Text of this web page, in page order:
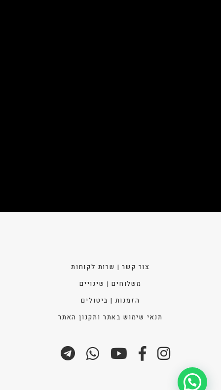
צור קשר | שרות לקוחות
משלוחים | שינויים
הזמנות | ביטולים
תנאי שימוש באתר ותקנון האתר